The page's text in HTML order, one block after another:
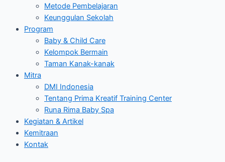
Metode Pembelajaran
Keunggulan Sekolah
Program
Baby & Child Care
Kelompok Bermain
Taman Kanak-kanak
Mitra
DMI Indonesia
Tentang Prima Kreatif Training Center
Runa Rima Baby Spa
Kegiatan & Artikel
Kemitraan
Kontak